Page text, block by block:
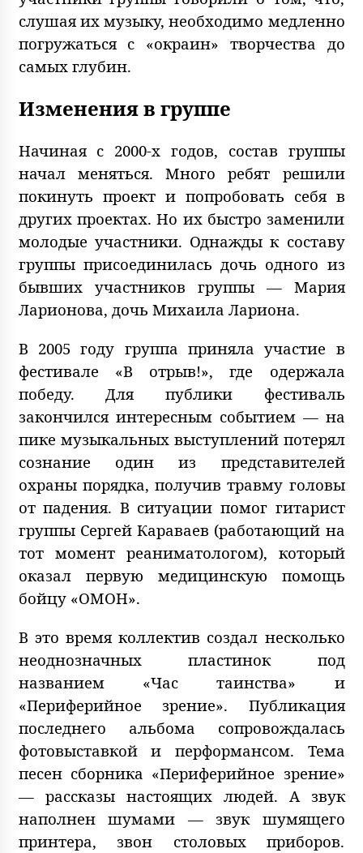
слушая их музыку, необходимо медленно
погружаться с «окраин» творчества до
самых глубин.
Изменения в группе
Начиная с 2000-х годов, состав группы
начал меняться. Много ребят решили
покинуть проект и попробовать себя в
других проектах. Но их быстро заменили
молодые участники. Однажды к составу
группы присоединилась дочь одного из
бывших участников группы — Мария
Ларионова, дочь Михаила Лариона.
В 2005 году группа приняла участие в
фестивале «В отрыв!», где одержала
победу. Для публики фестиваль
закончился интересным событием — на
пике музыкальных выступлений потерял
сознание один из представителей
охраны порядка, получив травму головы
от падения. В ситуации помог гитарист
группы Сергей Караваев (работающий на
тот момент реаниматологом), который
оказал первую медицинскую помощь
бойцу «ОМОН».
В это время коллектив создал несколько
неоднозначных пластинок под
названием «Час таинства» и
«Периферийное зрение». Публикация
последнего альбома сопровождалась
фотовыставкой и перформансом. Тема
песен сборника «Периферийное зрение»
— рассказы настоящих людей. А звук
наполнен шумами — звук шумящего
принтера, звон столовых приборов.